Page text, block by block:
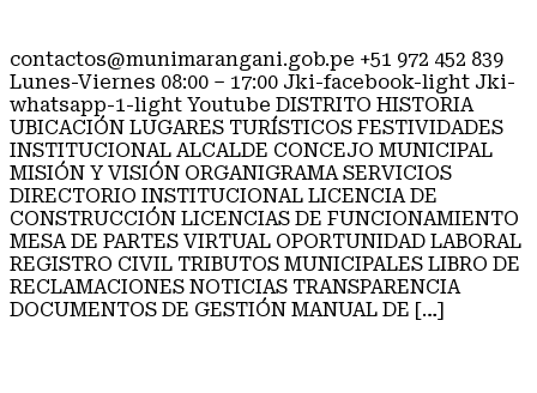
contactos@munimarangani.gob.pe +51 972 452 839
Lunes-Viernes 08:00 – 17:00 Jki-facebook-light Jki-
whatsapp-1-light Youtube DISTRITO HISTORIA
UBICACIÓN LUGARES TURÍSTICOS FESTIVIDADES
INSTITUCIONAL ALCALDE CONCEJO MUNICIPAL
MISIÓN Y VISIÓN ORGANIGRAMA SERVICIOS
DIRECTORIO INSTITUCIONAL LICENCIA DE
CONSTRUCCIÓN LICENCIAS DE FUNCIONAMIENTO
MESA DE PARTES VIRTUAL OPORTUNIDAD LABORAL
REGISTRO CIVIL TRIBUTOS MUNICIPALES LIBRO DE
RECLAMACIONES NOTICIAS TRANSPARENCIA
DOCUMENTOS DE GESTIÓN MANUAL DE […]